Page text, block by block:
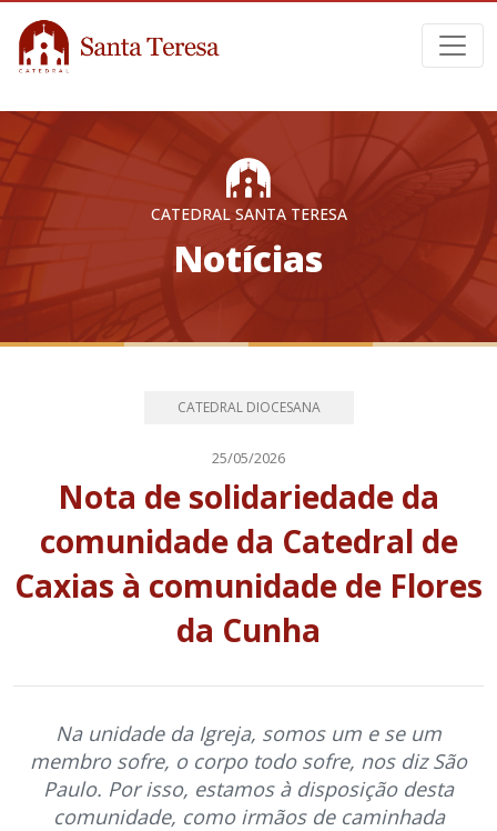
CATEDRAL SANTA TERESA
Notícias
CATEDRAL DIOCESANA
25/05/2026
Nota de solidariedade da
comunidade da Catedral de
Caxias à comunidade de Flores
da Cunha
Na unidade da Igreja, somos um e se um
membro sofre, o corpo todo sofre, nos diz São
Paulo. Por isso, estamos à disposição desta
comunidade, como irmãos de caminhada